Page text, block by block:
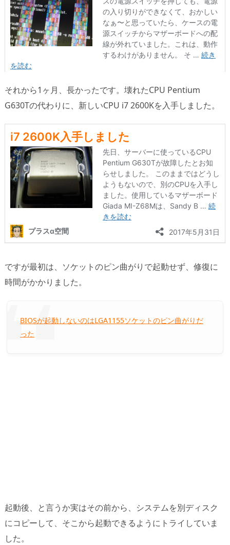
それから1ヶ月、長かったです。壊れたCPU Pentium
G630Tの代わりに、新しいCPU i7 2600Kを入手しました。
ですが最初は、ソケットのピン曲がりで起動せず、修復に
時間がかかりました。
BIOSが起動しないのはLGA1155ソケットのピン曲がりだ
った
起動後、と言うか実はその前から、システムを別ディスク
にコピーして、そこから起動できるようにトライしていま
した。